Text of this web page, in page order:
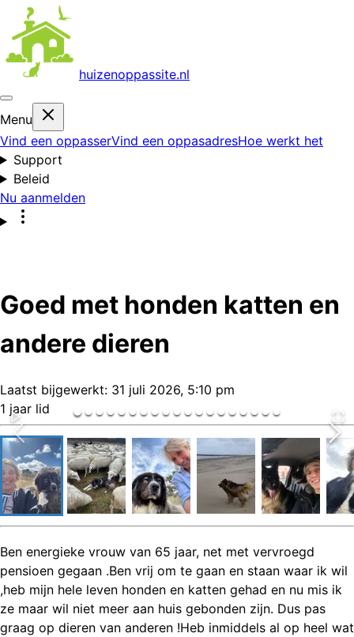
huizenoppassite.nl
Menu
Vind een oppasserVind een oppasadresHoe werkt het
Support
Beleid
Nu aanmelden
Goed met honden katten en
andere dieren
Laatst bijgewerkt: 31 juli 2026, 5:10 pm
1 jaar lid
Ben energieke vrouw van 65 jaar, net met vervroegd
pensioen gegaan .Ben vrij om te gaan en staan waar ik wil
,heb mijn hele leven honden en katten gehad en nu mis ik
ze maar wil niet meer aan huis gebonden zijn. Dus pas
graag op dieren van anderen !Heb inmiddels al op heel wat